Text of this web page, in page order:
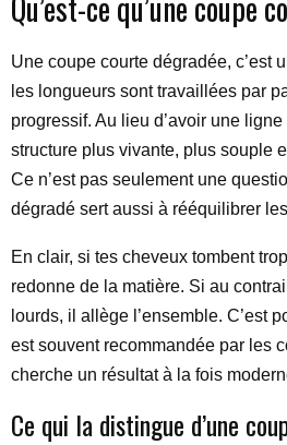
Une coupe courte dégradée, c’est
les longueurs sont travaillées par
progressif. Au lieu d’avoir une
structure plus vivante, plus souple
Ce n’est pas seulement une
dégradé sert aussi à rééquilibrer
En clair, si tes cheveux tombent
redonne de la matière. Si au
lourds, il allège l’ensemble. C’est
est souvent recommandée par les
cherche un résultat à la fois
Ce qui la distingue d’une